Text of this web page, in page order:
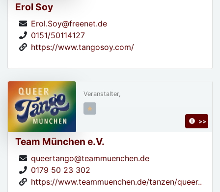
Erol Soy
Erol.Soy@freenet.de
0151/50114127
https://www.tangosoy.com/
Team München e.V.
queertango@teammuenchen.de
0179 50 23 302
https://www.teammuenchen.de/tanzen/queer..
Veranstalter,
>>